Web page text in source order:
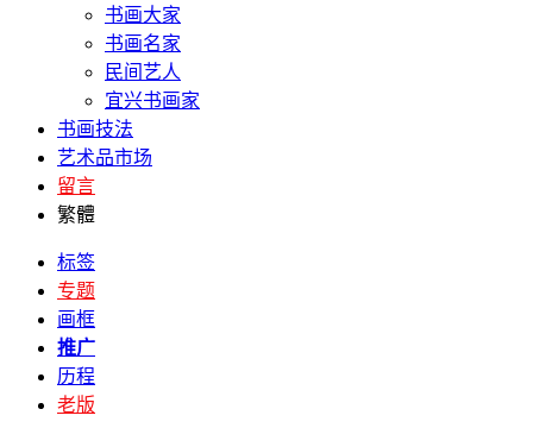
书画大家
书画名家
民间艺人
宜兴书画家
书画技法
艺术品市场
留言
繁體
标签
专题
画框
推广
历程
老版